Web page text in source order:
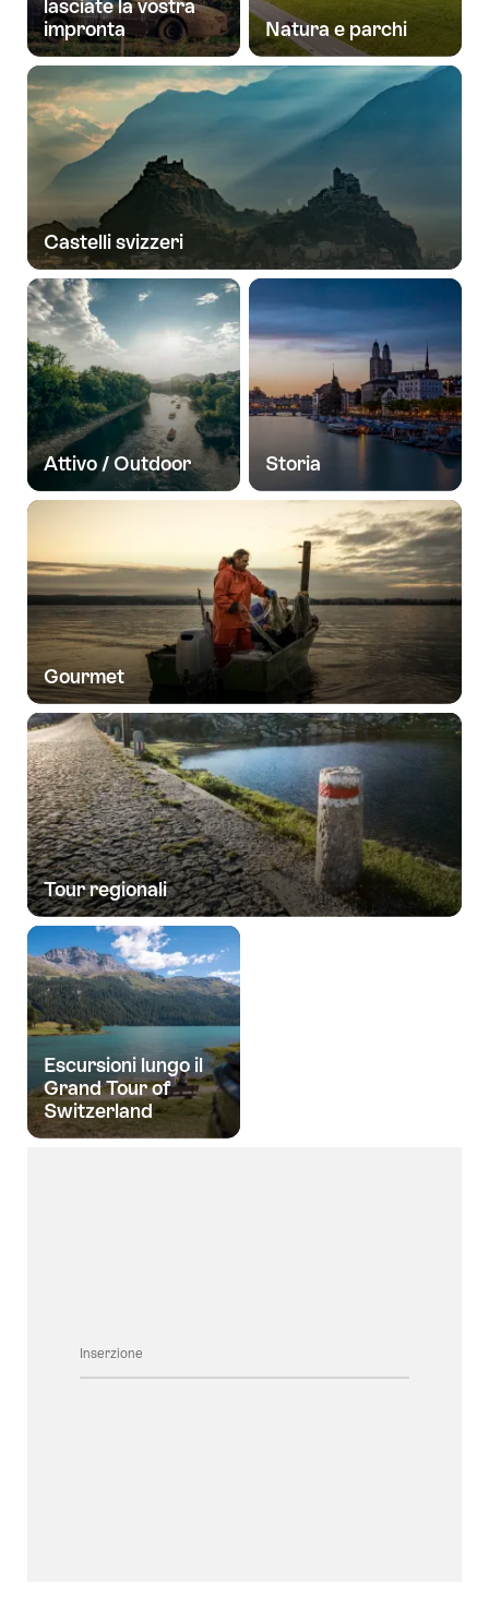
lasciate la vostra
impronta
Natura e parchi
Castelli svizzeri
Attivo / Outdoor Storia
Gourmet
Tour regionali
Escursioni lungo il
Grand Tour of
Switzerland
Inserzione